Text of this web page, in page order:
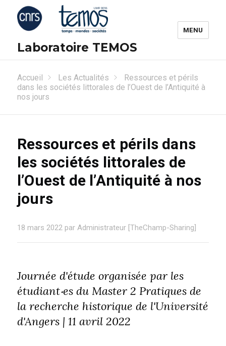
Laboratoire TEMOS
MENU
Accueil Les Actualités
Ressources et périls
dans les sociétés littorales de l’Ouest de l’Antiquité à
nos jours
Ressources et périls dans
les sociétés littorales de
l’Ouest de l’Antiquité à nos
jours
18 mars 2022 par Administrateur [TheChamp-Sharing]
Journée d'étude organisée par les
étudiant‧es du Master 2 Pratiques de
la recherche historique de l'Université
d'Angers | 11 avril 2022